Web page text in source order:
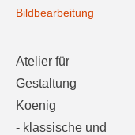
Bildbearbeitung
Atelier für
Gestaltung
Koenig
- klassische und